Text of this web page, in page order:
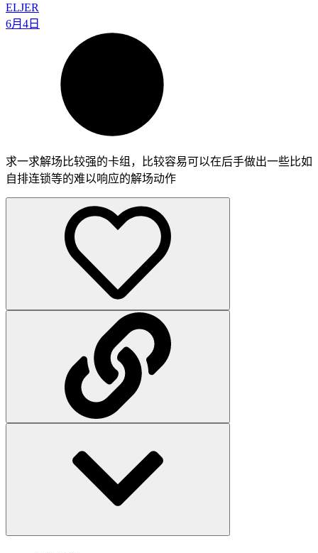
ELJER
6月4日
求一求解场比较强的卡组，比较容易可以在后手做出一些比如
自排连锁等的难以响应的解场动作